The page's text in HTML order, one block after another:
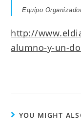
Equipo
http://
alumno-y-un-
YOU MIGHT